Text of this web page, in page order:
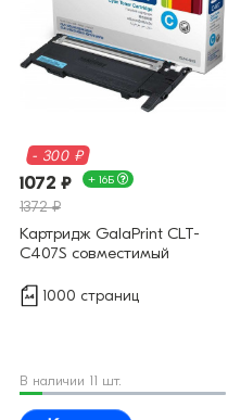
- 300 ₽
1072 ₽ + 16Б
1372 ₽
Картридж GalaPrint CLT-
C407S совместимый
1000 страниц
В наличии 11 шт.